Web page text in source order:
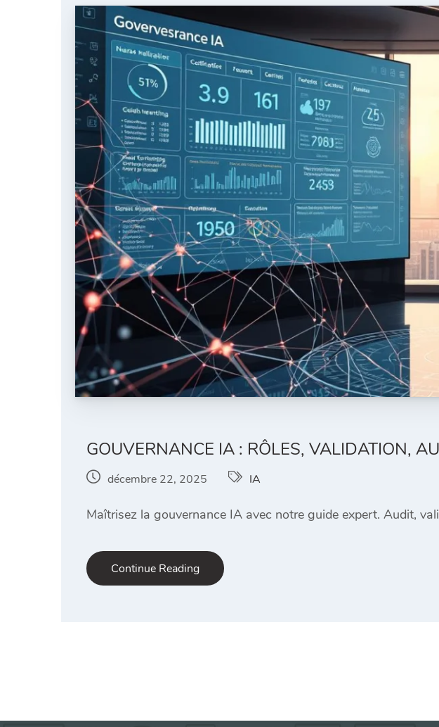
GOUVERNANCE IA : RÔLES, VALIDATION,
décembre 22, 2025 IA
Maîtrisez la gouvernance IA avec notre guide expert. Audit,
Continue Reading